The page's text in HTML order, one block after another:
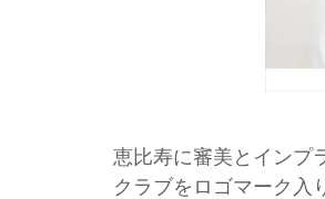
恵比寿に審美とインプ
クラブをロゴマーク入